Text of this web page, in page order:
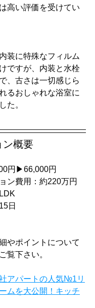
高い評価を受けてい
装に特殊なフィルム
ですが、内装と水栓
、古さは一切感じら
るおしゃれな浴室に
た。
ン概要
円▶66,000円
ン費用：約220万円
日
やポイントについて
覧下さい。
アパートの人気№1リ
ムを大公開！キッチ